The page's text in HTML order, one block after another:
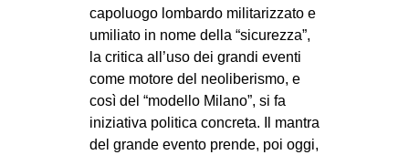
capoluogo lombardo militarizzato e
umiliato in nome della “sicurezza”,
la critica all’uso dei grandi eventi
come motore del neoliberismo, e
così del “modello Milano”, si fa
iniziativa politica concreta. Il mantra
del grande evento prende, poi oggi,